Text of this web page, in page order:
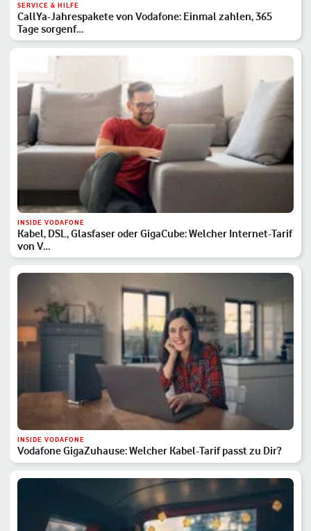
SERVICE & HILFE
CallYa-Jahrespakete von Vodafone: Einmal zahlen, 365
Tage sorgenf…
INSIDE VODAFONE
Kabel, DSL, Glasfaser oder GigaCube: Welcher Internet-Tarif
von V…
INSIDE VODAFONE
Vodafone GigaZuhause: Welcher Kabel-Tarif passt zu Dir?